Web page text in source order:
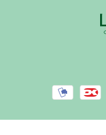
Gå til Kundeservice
Privatlivspolitik
Cookiepolitik